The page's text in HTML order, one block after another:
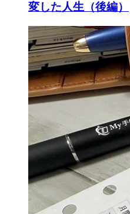
変した人生（後編）